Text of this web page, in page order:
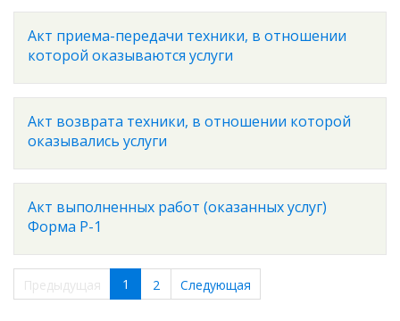
Акт приема-передачи техники, в отношении
которой оказываются услуги
Акт возврата техники, в отношении которой
оказывались услуги
Акт выполненных работ (оказанных услуг)
Форма Р-1
Предыдущая 1 2 Следующая